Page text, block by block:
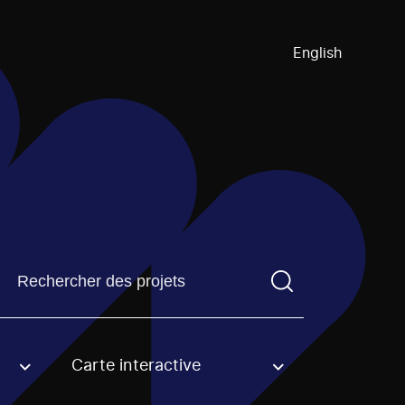
English
Trouvez un projetVous devez saisir un terme de
option. Carte interactive